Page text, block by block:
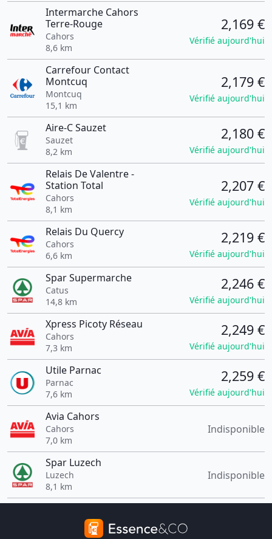
Intermarche Cahors
Terre-Rouge
Cahors
8,6 km
2,169 €
Vérifié aujourd'hui
Carrefour Contact
Montcuq
Montcuq
15,1 km
2,179 €
Vérifié aujourd'hui
Aire-C Sauzet
Sauzet
8,2 km
2,180 €
Vérifié aujourd'hui
Relais De Valentre -
Station Total
Cahors
8,1 km
2,207 €
Vérifié aujourd'hui
Relais Du Quercy
Cahors
6,6 km
2,219 €
Vérifié aujourd'hui
Spar Supermarche
Catus
14,8 km
2,246 €
Vérifié aujourd'hui
Xpress Picoty Réseau
Cahors
7,3 km
2,249 €
Vérifié aujourd'hui
Utile Parnac
Parnac
7,6 km
2,259 €
Vérifié aujourd'hui
Avia Cahors
Cahors
7,0 km
Indisponible
Spar Luzech
Luzech
8,1 km
Indisponible